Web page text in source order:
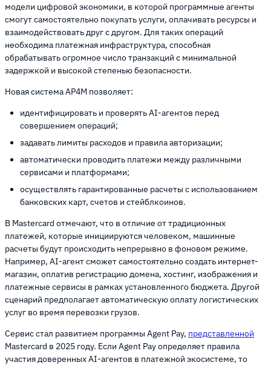
модели цифровой экономики, в которой программные агенты
смогут самостоятельно покупать услуги, оплачивать ресурсы и
взаимодействовать друг с другом. Для таких операций
необходима платежная инфраструктура, способная
обрабатывать огромное число транзакций с минимальной
задержкой и высокой степенью безопасности.
Новая система AP4M позволяет:
идентифицировать и проверять AI-агентов перед
совершением операций;
задавать лимиты расходов и правила авторизации;
автоматически проводить платежи между различными
сервисами и платформами;
осуществлять гарантированные расчеты с использованием
банковских карт, счетов и стейблкоинов.
В Mastercard отмечают, что в отличие от традиционных
платежей, которые инициируются человеком, машинные
расчеты будут происходить непрерывно в фоновом режиме.
Например, AI-агент сможет самостоятельно создать интернет-
магазин, оплатив регистрацию домена, хостинг, изображения и
платежные сервисы в рамках установленного бюджета. Другой
сценарий предполагает автоматическую оплату логистических
услуг во время перевозки грузов.
Сервис стал развитием программы Agent Pay, представленной
Mastercard в 2025 году. Если Agent Pay определяет правила
участия доверенных AI-агентов в платежной экосистеме, то